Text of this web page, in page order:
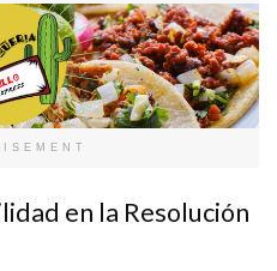
en la Resolución